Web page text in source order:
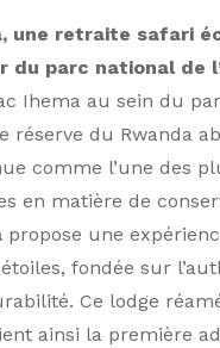
une retraite safari
du parc national de
Ihema au sein du
réserve du Rwanda
comme l’une des
en matière de
propose une
fondée sur
Ce lodge
ainsi la première